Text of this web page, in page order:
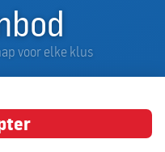
voor elke klus